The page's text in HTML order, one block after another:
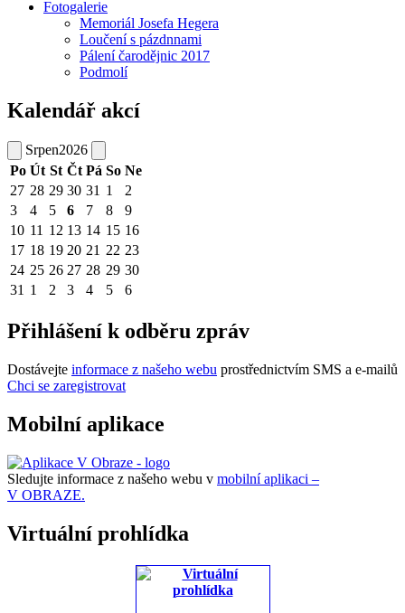
Fotogalerie
Memoriál Josefa Hegera
Loučení s pázdnnami
Pálení čarodějnic 2017
Podmolí
Kalendář akcí
Srpen2026
Po Út St Čt Pá So Ne
27 28 29 30 31 1
2
3
4 5 6 7 8
9
10 11 12 13 14 15 16
17 18 19 20 21 22 23
24 25 26 27 28 29 30
31 1 2 3 4 5 6
Přihlášení k odběru zpráv
Dostávejte informace z našeho webu prostřednictvím SMS a e-mailů
Chci se zaregistrovat
Mobilní aplikace
Sledujte informace z našeho webu v mobilní aplikaci –
V OBRAZE.
Virtuální prohlídka